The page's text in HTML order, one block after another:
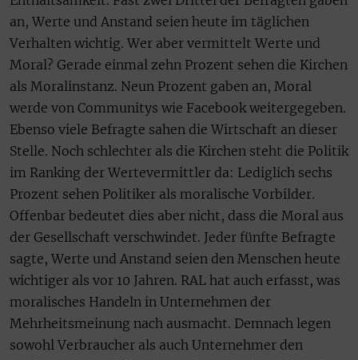
an, Werte und Anstand seien heute im täglichen
Verhalten wichtig. Wer aber vermittelt Werte und
Moral? Gerade einmal zehn Prozent sehen die Kirchen
als Moralinstanz. Neun Prozent gaben an, Moral
werde von Communitys wie Facebook weitergegeben.
Ebenso viele Befragte sahen die Wirtschaft an dieser
Stelle. Noch schlechter als die Kirchen steht die Politik
im Ranking der Wertevermittler da: Lediglich sechs
Prozent sehen Politiker als moralische Vorbilder.
Offenbar bedeutet dies aber nicht, dass die Moral aus
der Gesellschaft verschwindet. Jeder fünfte Befragte
sagte, Werte und Anstand seien den Menschen heute
wichtiger als vor 10 Jahren. RAL hat auch erfasst, was
moralisches Handeln in Unternehmen der
Mehrheitsmeinung nach ausmacht. Demnach legen
sowohl Verbraucher als auch Unternehmer den